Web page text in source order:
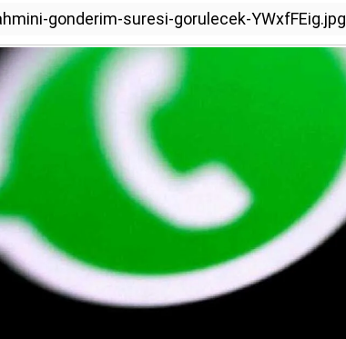
gonderim-suresi-gorulecek-YWxfFEig.jpg